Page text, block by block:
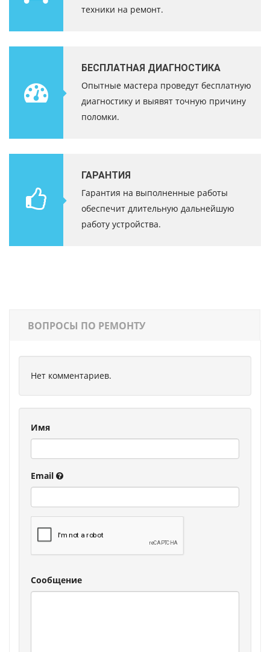
техники на ремонт.
БЕСПЛАТНАЯ ДИАГНОСТИКА
Опытные мастера проведут бесплатную
диагностику и выявят точную причину
поломки.
ГАРАНТИЯ
Гарантия на выполненные работы
обеспечит длительную дальнейшую
работу устройства.
ВОПРОСЫ ПО РЕМОНТУ
Нет комментариев.
Имя
Email
Сообщение